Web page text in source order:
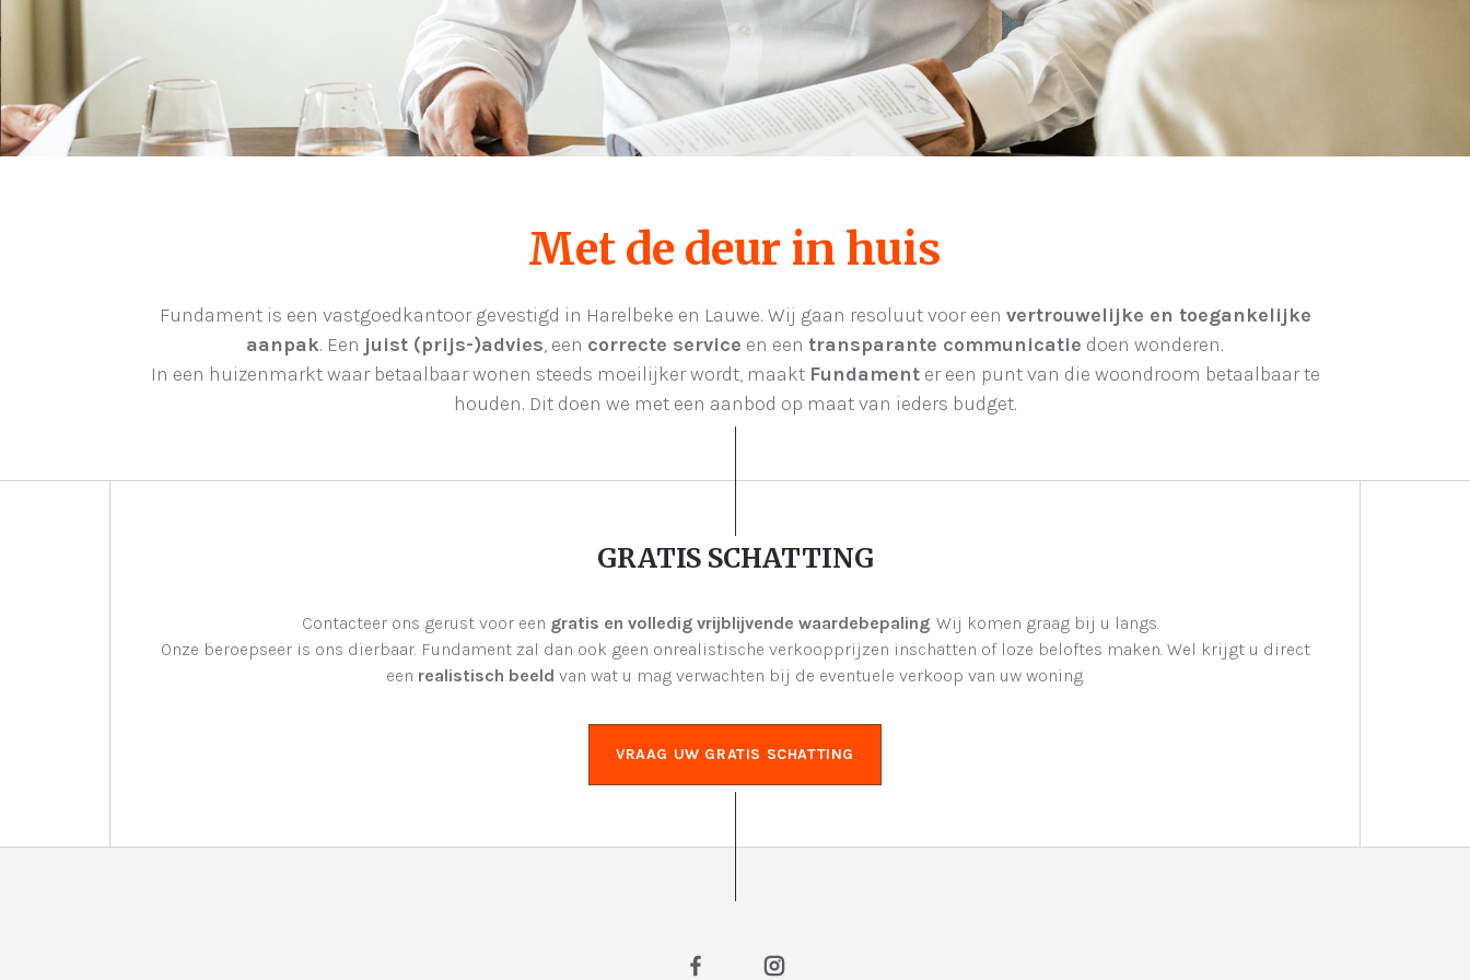
Met de deur in huis
Fundament is een vastgoedkantoor gevestigd in Harelbeke en Lauwe. Wij gaan resoluut voor een vertrouwelijke en toegankelijke
aanpak. Een juist (prijs-)advies, een correcte service en een transparante communicatie doen wonderen.
In een huizenmarkt waar betaalbaar wonen steeds moeilijker wordt, maakt Fundamenter een punt van die woondroom betaalbaar te
houden. Dit doen we met een aanbod op maat van ieders budget.
GRATIS SCHATTING
Contacteer ons gerust voor een gratis en volledig vrijblijvende waardebepaling. Wij komen graag bij u langs.
Onze beroepseer is ons dierbaar. Fundament zal dan ook geen onrealistische verkoopprijzen inschatten of loze beloftes maken. Wel krijgt u direct
een realistisch beeld van wat u mag verwachten bij de eventuele verkoop van uw woning.
VRAAG UW GRATIS SCHATTING